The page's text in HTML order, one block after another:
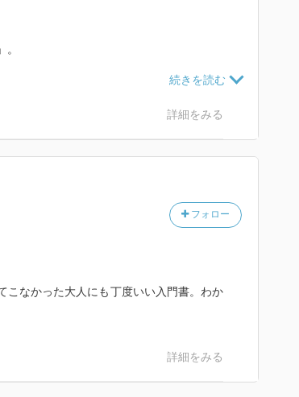
進んでいる？」
かもしれませんね。
詳細をみる
フォロー
こなかった大人にも丁度いい入門書。わか
詳細をみる